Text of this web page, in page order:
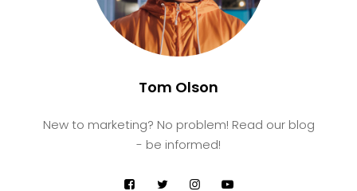
Tom Olson
New to marketing? No problem! Read our blog
- be informed!